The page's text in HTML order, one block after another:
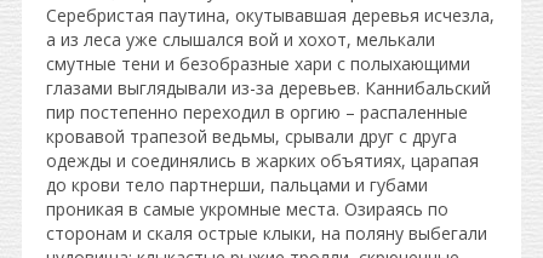
Серебристая паутина, окутывавшая деревья исчезла,
а из леса уже слышался вой и хохот, мелькали
смутные тени и безобразные хари с полыхающими
глазами выглядывали из-за деревьев. Каннибальский
пир постепенно переходил в оргию – распаленные
кровавой трапезой ведьмы, срывали друг с друга
одежды и соединялись в жарких объятиях, царапая
до крови тело партнерши, пальцами и губами
проникая в самые укромные места. Озираясь по
сторонам и скаля острые клыки, на поляну выбегали